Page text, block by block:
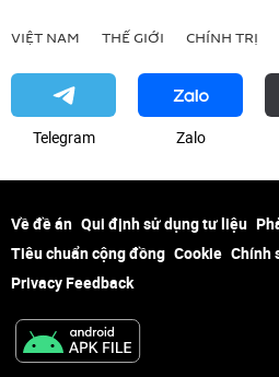
VIỆT NAM THẾ GIỚI CHÍNH TRỊ
Telegram Zalo
Về đề án Qui định sử dụng tư liệu
Tiêu chuẩn cộng đồng Cookie Chính
Privacy Feedback